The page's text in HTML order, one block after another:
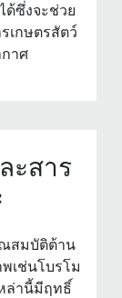
ด้ซึ่งจะช่วย
เกษตรสัตว์
าศ
ะสาร
ณสมบัติต้าน
เช่นโบรโม
ล่านี้มีฤทธิ์